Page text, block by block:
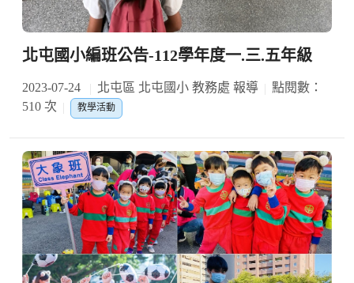
北屯國小編班公告-112學年度一.三.五年級
2023-07-24 北屯區 北屯國小 教務處 報導
點閱數：
510 次
教學活動